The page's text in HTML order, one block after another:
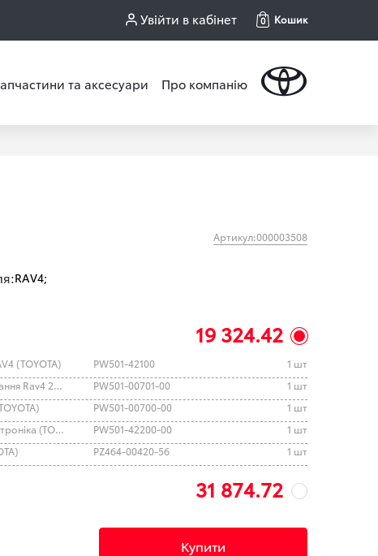
Увійти в кабінет 0 Кошик
та аксесуари Про компанію
Артикул:000003508
RAV4;
19 324.42
(TOYOTA) PW501-42100
1 шт
Датчики паркування під фарбування Rav4 2019+ (TOYOTA)
PW501-00701-00
1 шт
PW501-00700-00
1 шт
адаптор кріплення датчика парктроніка (TOYOTA)
PW501-42200-00
1 шт
PZ464-00420-56 1 шт
31 874.72
Купити